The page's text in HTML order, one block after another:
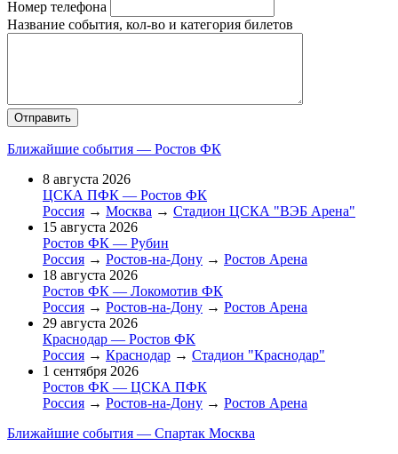
Номер телефона
Название события, кол-во и категория билетов
Ближайшие события — Ростов ФК
8 августа 2026
ЦСКА ПФК — Ростов ФК
Россия → Москва → Стадион ЦСКА "ВЭБ Арена"
15 августа 2026
Ростов ФК — Рубин
Россия → Ростов-на-Дону → Ростов Арена
18 августа 2026
Ростов ФК — Локомотив ФК
Россия → Ростов-на-Дону → Ростов Арена
29 августа 2026
Краснодар — Ростов ФК
Россия → Краснодар → Стадион "Краснодар"
1 сентября 2026
Ростов ФК — ЦСКА ПФК
Россия → Ростов-на-Дону → Ростов Арена
Ближайшие события — Спартак Москва